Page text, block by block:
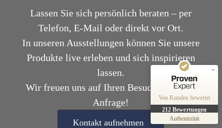
Lassen Sie sich persönlich beraten – per
Telefon, E-Mail oder direkt vor Ort.
In unseren Ausstellungen können Sie unsere
Produkte live erleben und sich inspirieren
lassen.
Wir freuen uns auf Ihren Besuch oder Ihre
Anfrage!
Kontakt aufnehmen
Von Kunden bewertet
212 Bewertungen
Authentizität
100
%
Empfehlungen auf
SEHR GUT
4,79
5,00
3
Bewertungen auf
ProvenExpert.com
209
Bewertungen von
4
anderen Quellen
Blick aufs ProvenExpert-Profil werfen
23.07.2026